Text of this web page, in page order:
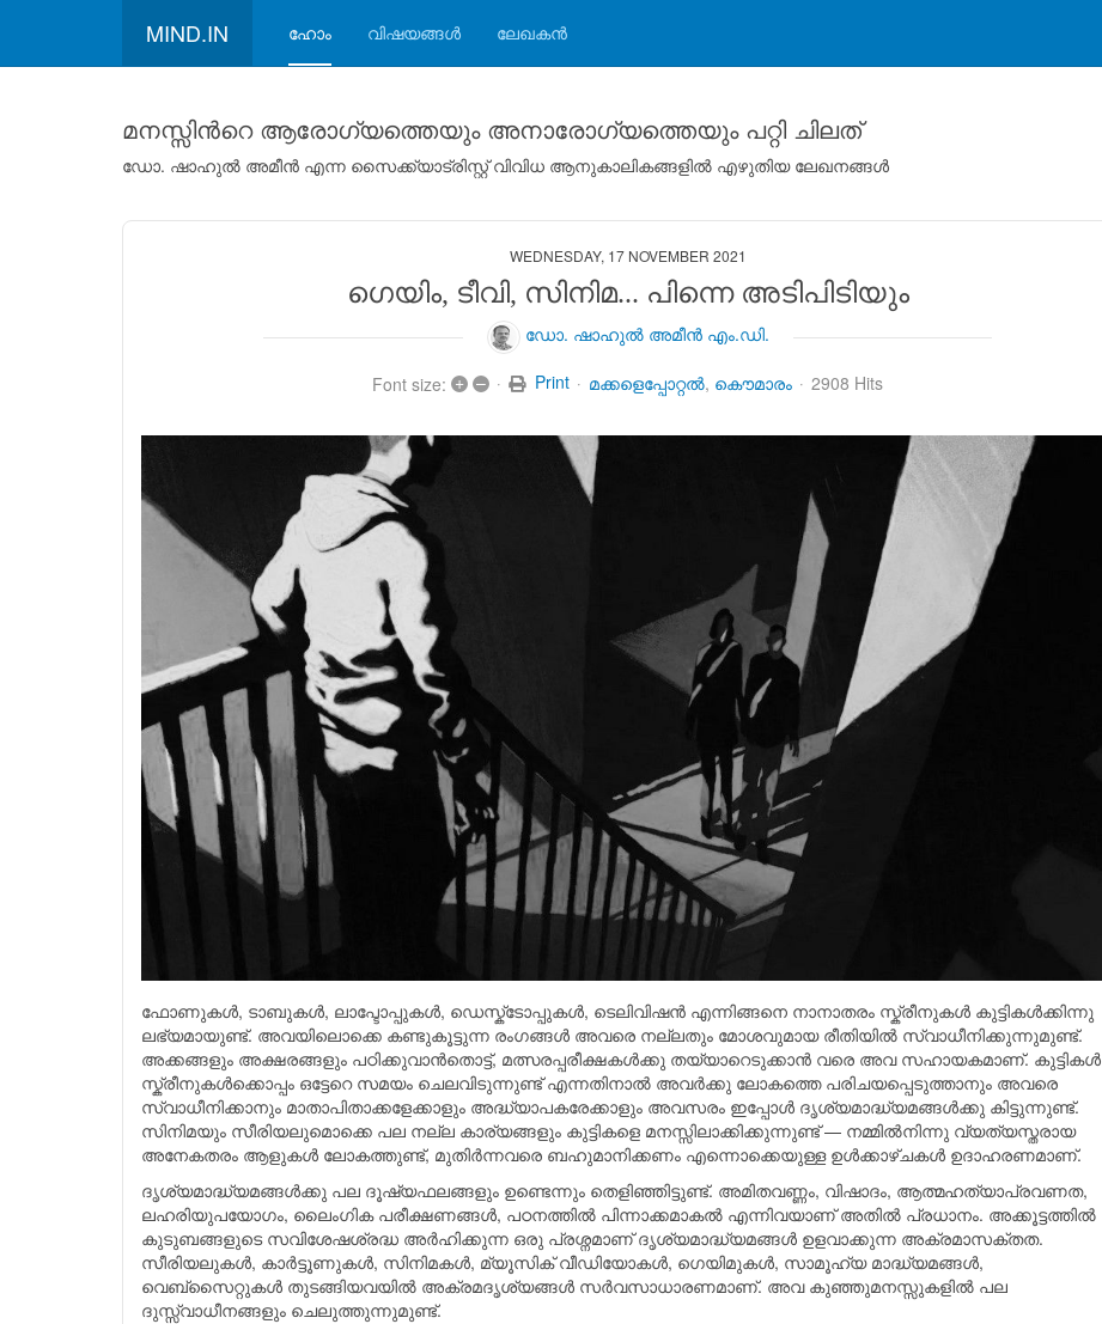
MIND.IN ഹോം വിഷയങ്ങള്‍ ലേഖകന്‍
മനസ്സിന്‍റെ ആരോഗ്യത്തെയും അനാരോഗ്യത്തെയും പറ്റി ചിലത്
ഡോ. ഷാഹുല്‍ അമീന്‍ എന്ന സൈക്ക്യാട്രിസ്റ്റ് വിവിധ ആനുകാലികങ്ങളില്‍ എഴുതിയ ലേഖനങ്ങള്‍
WEDNESDAY, 17 NOVEMBER 2021
ഗെയിം, ടീവി, സിനിമ... പിന്നെ അടിപിടിയും
ഡോ. ഷാഹുല്‍ അമീന്‍ എം.ഡി.
Font size: + – Print മക്കളെപ്പോറ്റല്‍ കൌമാരം 2908 Hits
ഫോണുകള്‍, ടാബുകള്‍, ലാപ്ടോപ്പുകള്‍, ഡെസ്ക്ടോപ്പുകള്‍, ടെലിവിഷന്‍ എന്നിങ്ങനെ നാനാതരം സ്ക്രീനുകള്‍ കുട്ടികള്‍ക്കിന്നു
ലഭ്യമായുണ്ട്. അവയിലൊക്കെ കണ്ടുകൂട്ടുന്ന രംഗങ്ങള്‍ അവരെ നല്ലതും മോശവുമായ രീതിയില്‍ സ്വാധീനിക്കുന്നുമുണ്ട്.
അക്കങ്ങളും അക്ഷരങ്ങളും പഠിക്കുവാന്‍തൊട്ട്, മത്സരപ്പരീക്ഷകള്‍ക്കു തയ്യാറെടുക്കാന്‍ വരെ അവ സഹായകമാണ്. കുട്ടികള്‍
സ്ക്രീനുകള്‍ക്കൊപ്പം ഒട്ടേറെ സമയം ചെലവിടുന്നുണ്ട് എന്നതിനാല്‍ അവര്‍ക്കു ലോകത്തെ പരിചയപ്പെടുത്താനും അവരെ
സ്വാധീനിക്കാനും മാതാപിതാക്കളേക്കാളും അദ്ധ്യാപകരേക്കാളും അവസരം ഇപ്പോള്‍ ദൃശ്യമാദ്ധ്യമങ്ങള്‍ക്കു കിട്ടുന്നുണ്ട്.
സിനിമയും സീരിയലുമൊക്കെ പല നല്ല കാര്യങ്ങളും കുട്ടികളെ മനസ്സിലാക്കിക്കുന്നുണ്ട് — നമ്മില്‍നിന്നു വ്യത്യസ്തരായ
അനേകതരം ആളുകള്‍ ലോകത്തുണ്ട്, മുതിര്‍ന്നവരെ ബഹുമാനിക്കണം എന്നൊക്കെയുള്ള ഉള്‍ക്കാഴ്ചകള്‍ ഉദാഹരണമാണ്.
ദൃശ്യമാദ്ധ്യമങ്ങള്‍ക്കു പല ദൂഷ്യഫലങ്ങളും ഉണ്ടെന്നും തെളിഞ്ഞിട്ടുണ്ട്. അമിതവണ്ണം, വിഷാദം, ആത്മഹത്യാപ്രവണത,
ലഹരിയുപയോഗം, ലൈംഗിക പരീക്ഷണങ്ങള്‍, പഠനത്തില്‍ പിന്നാക്കമാകല്‍ എന്നിവയാണ് അതില്‍ പ്രധാനം. അക്കൂട്ടത്തില്‍
കുടുബങ്ങളുടെ സവിശേഷശ്രദ്ധ അര്‍ഹിക്കുന്ന ഒരു പ്രശ്നമാണ് ദൃശ്യമാദ്ധ്യമങ്ങള്‍ ഉളവാക്കുന്ന അക്രമാസക്തത.
സീരിയലുകള്‍, കാര്‍ട്ടൂണുകള്‍, സിനിമകള്‍, മ്യൂസിക് വീഡിയോകള്‍, ഗെയിമുകള്‍, സാമൂഹ്യ മാദ്ധ്യമങ്ങള്‍,
വെബ്സൈറ്റുകള്‍ തുടങ്ങിയവയില്‍ അക്രമദൃശ്യങ്ങള്‍ സര്‍വസാധാരണമാണ്. അവ കുഞ്ഞുമനസ്സുകളില്‍ പല
ദുസ്സ്വാധീനങ്ങളും ചെലുത്തുന്നുമുണ്ട്.